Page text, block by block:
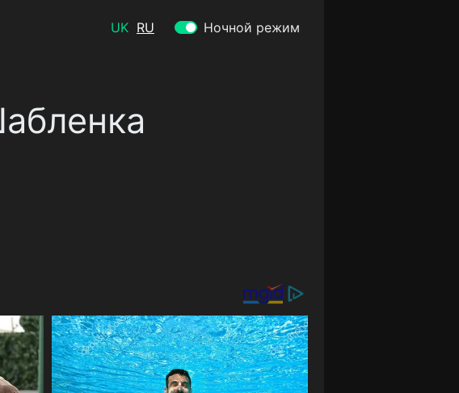
UK RU Ночной режим